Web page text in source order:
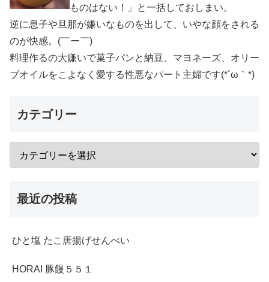
ものはない！」と一括しておしまい。
逆に息子や旦那が嫌いなものを出して、いやな顔をされる
のが快感。(￣ー￣)
料理作るの大嫌いで菓子パンと納豆、マヨネーズ、オリー
ブオイルをこよなく愛する性悪なパート主婦です(*´ω｀*)
カテゴリー
最近の投稿
ひと塩 たこ唐揚げせんべい
HORAI 豚饅５５１